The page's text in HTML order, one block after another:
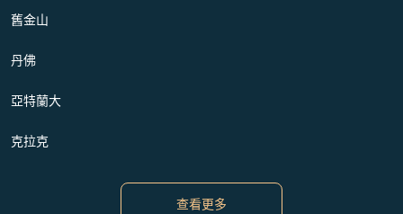
舊金山
丹佛
亞特蘭大
克拉克
查看更多